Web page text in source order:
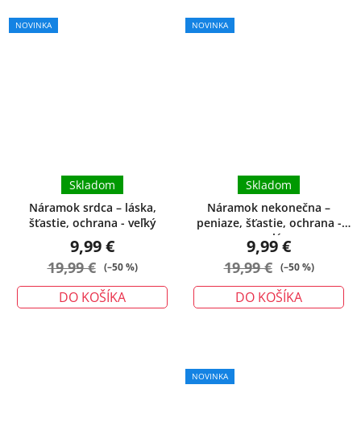
NOVINKA
Náramok srdca – láska,
šťastie, ochrana - veľký
Skladom
9,99 €
19,99 € (–50 %)
DO KOŠÍKA
NOVINKA
Náramok nekonečna –
peniaze, šťastie, ochrana -
malý
Skladom
9,99 €
19,99 € (–50 %)
DO KOŠÍKA
NOVINKA